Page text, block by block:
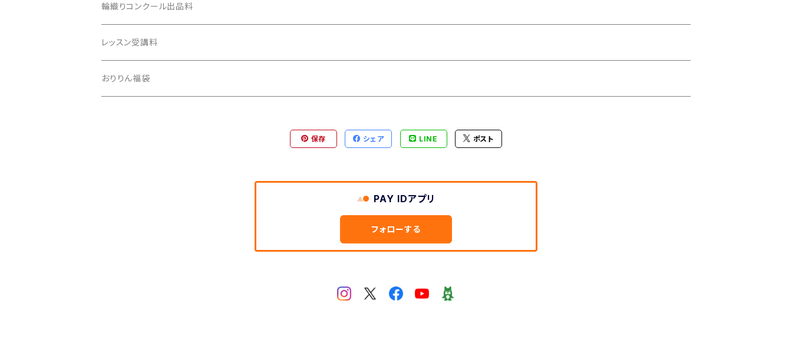
生成り麻ひも
安価版キット
100均活用キット
輪織りコンクール出品料
レッスン受講料
おりりん福袋
保存 シェア LINE ポスト
PAY IDアプリ
フォローする